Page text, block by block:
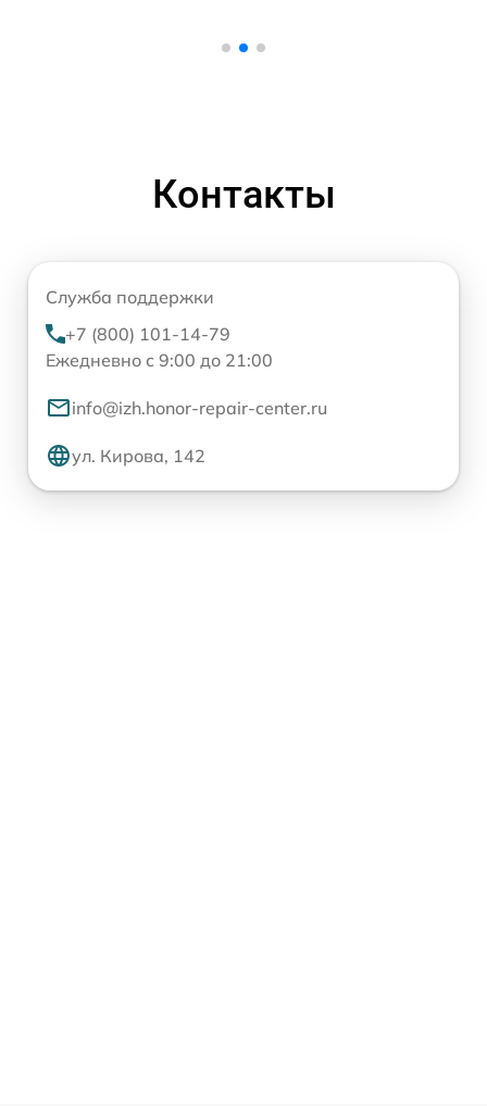
Контакты
Служба поддержки
+7 (800) 101-14-79
Ежедневно с 9:00 до 21:00
info@izh.honor-repair-center.ru
ул. Кирова, 142